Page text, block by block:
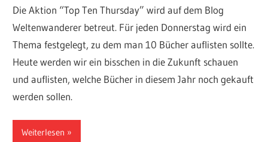
Die Aktion “Top Ten Thursday” wird auf dem Blog
Weltenwanderer betreut. Für jeden Donnerstag wird ein
Thema festgelegt, zu dem man 10 Bücher auflisten sollte.
Heute werden wir ein bisschen in die Zukunft schauen
und auflisten, welche Bücher in diesem Jahr noch gekauft
werden sollen.
Weiterlesen